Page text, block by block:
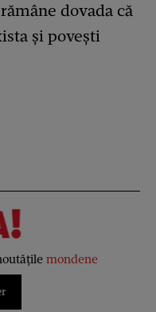
dovada că
și povești
mondene